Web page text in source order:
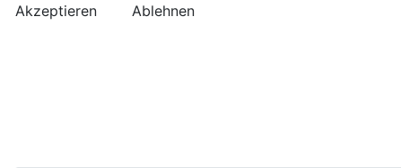
Akzeptieren Ablehnen